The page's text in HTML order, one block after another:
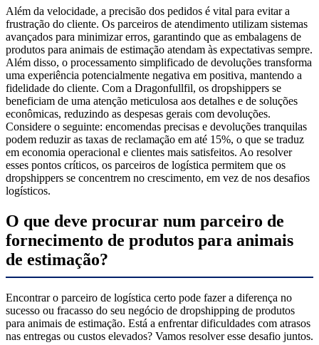
Além da velocidade, a precisão dos pedidos é vital para evitar a
frustração do cliente. Os parceiros de atendimento utilizam sistemas
avançados para minimizar erros, garantindo que as embalagens de
produtos para animais de estimação atendam às expectativas sempre.
Além disso, o processamento simplificado de devoluções transforma
uma experiência potencialmente negativa em positiva, mantendo a
fidelidade do cliente. Com a Dragonfullfil, os dropshippers se
beneficiam de uma atenção meticulosa aos detalhes e de soluções
econômicas, reduzindo as despesas gerais com devoluções.
Considere o seguinte: encomendas precisas e devoluções tranquilas
podem reduzir as taxas de reclamação em até 15%, o que se traduz
em economia operacional e clientes mais satisfeitos. Ao resolver
esses pontos críticos, os parceiros de logística permitem que os
dropshippers se concentrem no crescimento, em vez de nos desafios
logísticos.
O que deve procurar num parceiro de
fornecimento de produtos para animais
de estimação?
Encontrar o parceiro de logística certo pode fazer a diferença no
sucesso ou fracasso do seu negócio de dropshipping de produtos
para animais de estimação. Está a enfrentar dificuldades com atrasos
nas entregas ou custos elevados? Vamos resolver esse desafio juntos.